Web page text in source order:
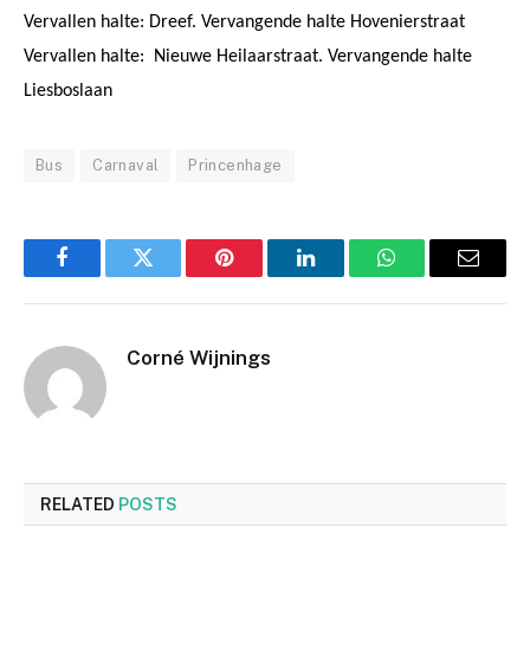
Vervallen halte: Dreef. Vervangende halte Hovenierstraat
Vervallen halte: Nieuwe Heilaarstraat. Vervangende halte
Liesboslaan
Bus Carnaval Princenhage
FacebookTwitter Pinterest LinkedInWhatsAppEmail
Corné Wijnings
RELATED POSTS